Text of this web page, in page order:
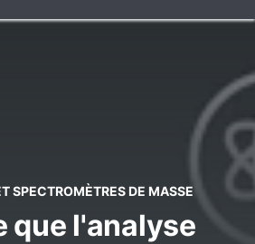
SPECTROMÈTRES DE MASSE
que l'analyse